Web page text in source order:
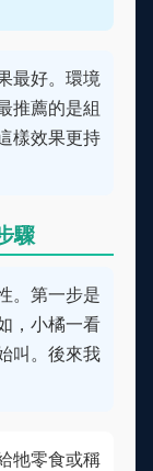
最好。環境
推薦的是組
樣效果更持
驟
。第一步是
，小橘一看
叫。後來我
牠零食或稱